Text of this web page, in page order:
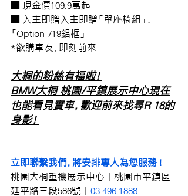
■ 現金價109.9萬起
■ 入主即贈入主即贈「單座椅組」、
「Option 719鋁框」
*欲購車友，即刻前來
大桐的粉絲有福啦！
BMW大桐 桃園/平鎮展示中心現在
也能看見實車，歡迎前來找尋R 18的
身影！
立即聯繫我們，將安排專人為您服務 !
桃園大桐重機展示中心｜桃園市平鎮區
延平路三段586號｜ 03 496 1888